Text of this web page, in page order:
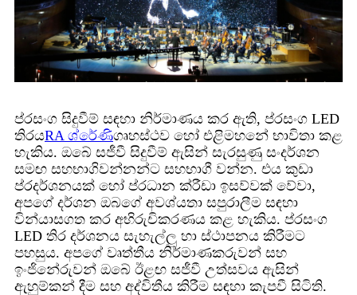
ප්රසංග සිදුවීම් සඳහා නිර්මාණය කර ඇති, ප්රසංග LED
තිරයRA ශ්රේණිගෘහස්ථව හෝ එළිමහනේ භාවිතා කළ
හැකිය. ඔබේ සජීවී සිදුවීම් ඇසින් සැරසුණු සංදර්ශන
සමඟ සහභාගිවන්නන්ට සහභාගී වන්න. එය කුඩා
ප්රදර්ශනයක් හෝ ප්රධාන ක්රීඩා ඉසව්වක් වේවා,
අපගේ දර්ශන ඔබගේ අවශ්යතා සපුරාලීම සඳහා
වින්යාසගත කර අභිරුචිකරණය කළ හැකිය. ප්රසංග
LED තිර දර්ශනය සැහැල්ලු හා ස්ථාපනය කිරීමට
පහසුය. අපගේ වෘත්තීය නිර්මාණකරුවන් සහ
ඉංජිනේරුවන් ඔබේ ඊළඟ සජීවී උත්සවය ඇසින්
ඇහුම්කන් දීම සහ අද්විතීය කිරීම සඳහා කැපවී සිටිති.